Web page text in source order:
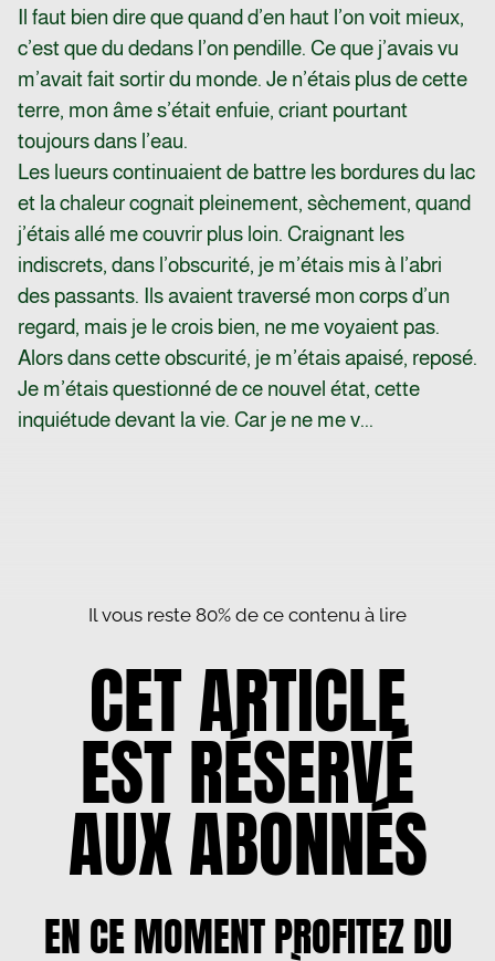
Il faut bien dire que quand d’en haut l’on voit mieux,
c’est que du dedans l’on pendille. Ce que j’avais vu
m’avait fait sortir du monde. Je n’étais plus de cette
terre, mon âme s’était enfuie, criant pourtant
toujours dans l’eau.
Les lueurs continuaient de battre les bordures du lac
et la chaleur cognait pleinement, sèchement, quand
j’étais allé me couvrir plus loin. Craignant les
indiscrets, dans l’obscurité, je m’étais mis à l’abri
des passants. Ils avaient traversé mon corps d’un
regard, mais je le crois bien, ne me voyaient pas.
Alors dans cette obscurité, je m’étais apaisé, reposé.
Je m’étais questionné de ce nouvel état, cette
inquiétude devant la vie. Car je ne me v...
Il vous reste 80% de ce contenu à lire
CET ARTICLE
EST RÉSERVÉ
AUX ABONNÉS
EN CE MOMENT PROFITEZ DU